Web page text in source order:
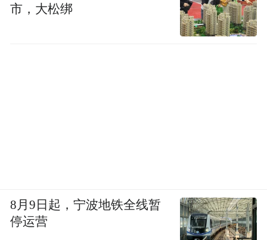
市，大松绑
8月9日起，宁波地铁全线暂
停运营